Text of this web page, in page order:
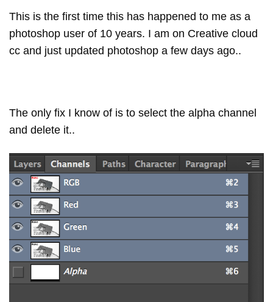
This is the first time this has happened to me as a
photoshop user of 10 years. I am on Creative cloud
cc and just updated photoshop a few days ago..
The only fix I know of is to select the alpha channel
and delete it..